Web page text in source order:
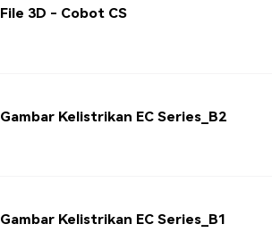
File 3D - Cobot CS
Gambar Kelistrikan EC Series_B2
Gambar Kelistrikan EC Series_B1